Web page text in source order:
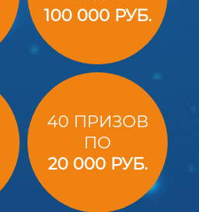
100 000 РУБ.
40 ПРИЗОВ
ПО
20 000 РУБ.